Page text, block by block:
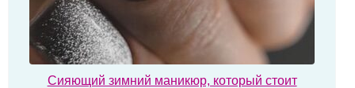
Сияющий зимний маникюр, который стоит